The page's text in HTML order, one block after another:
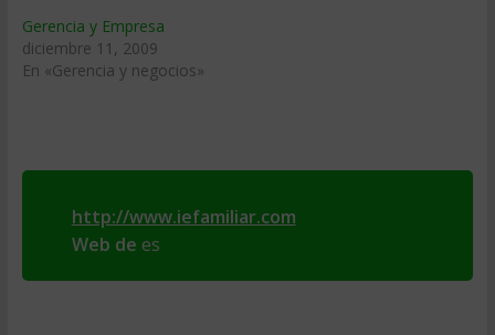
Gerencia y Empresa
diciembre 11, 2009
En «Gerencia y negocios»
http://www.iefamiliar.com
Web de es